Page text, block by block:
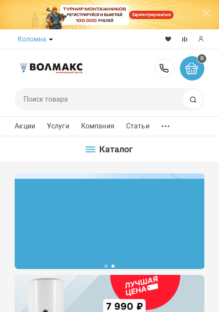
Зарегистрироваться
Коломна
8 (800)
0
Акции Услуги Компания Статьи ...
Каталог